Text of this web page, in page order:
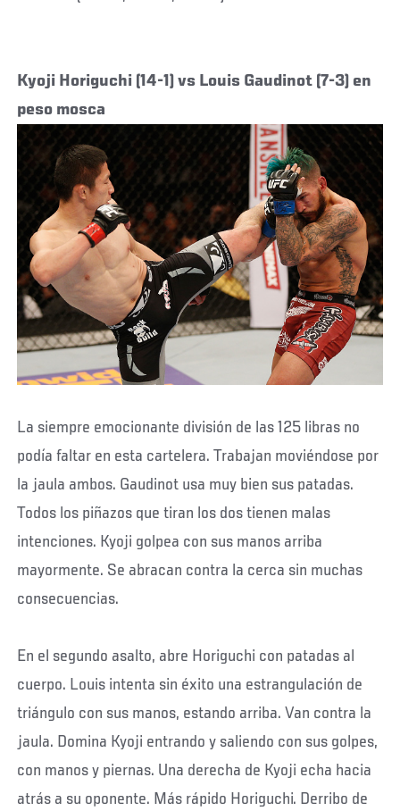
Kyoji Horiguchi (14-1) vs Louis Gaudinot (7-3) en
peso mosca
La siempre emocionante división de las 125 libras no
podía faltar en esta cartelera. Trabajan moviéndose por
la jaula ambos. Gaudinot usa muy bien sus patadas.
Todos los piñazos que tiran los dos tienen malas
intenciones. Kyoji golpea con sus manos arriba
mayormente. Se abracan contra la cerca sin muchas
consecuencias.
En el segundo asalto, abre Horiguchi con patadas al
cuerpo. Louis intenta sin éxito una estrangulación de
triángulo con sus manos, estando arriba. Van contra la
jaula. Domina Kyoji entrando y saliendo con sus golpes,
con manos y piernas. Una derecha de Kyoji echa hacia
atrás a su oponente. Más rápido Horiguchi. Derribo de